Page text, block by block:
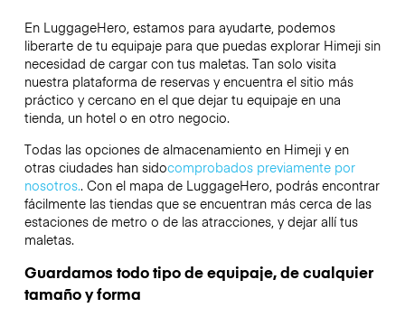
En LuggageHero, estamos para ayudarte, podemos
liberarte de tu equipaje para que puedas explorar Himeji sin
necesidad de cargar con tus maletas. Tan solo visita
nuestra plataforma de reservas y encuentra el sitio más
práctico y cercano en el que dejar tu equipaje en una
tienda, un hotel o en otro negocio.
Todas las opciones de almacenamiento en Himeji y en
otras ciudades han sidocomprobados previamente por
nosotros.. Con el mapa de LuggageHero, podrás encontrar
fácilmente las tiendas que se encuentran más cerca de las
estaciones de metro o de las atracciones, y dejar allí tus
maletas.
Guardamos todo tipo de equipaje, de cualquier
tamaño y forma